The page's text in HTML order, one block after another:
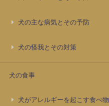
犬の主な病気とその予防
犬の怪我とその対策
犬の食事
犬がアレルギーを起こす食べ物